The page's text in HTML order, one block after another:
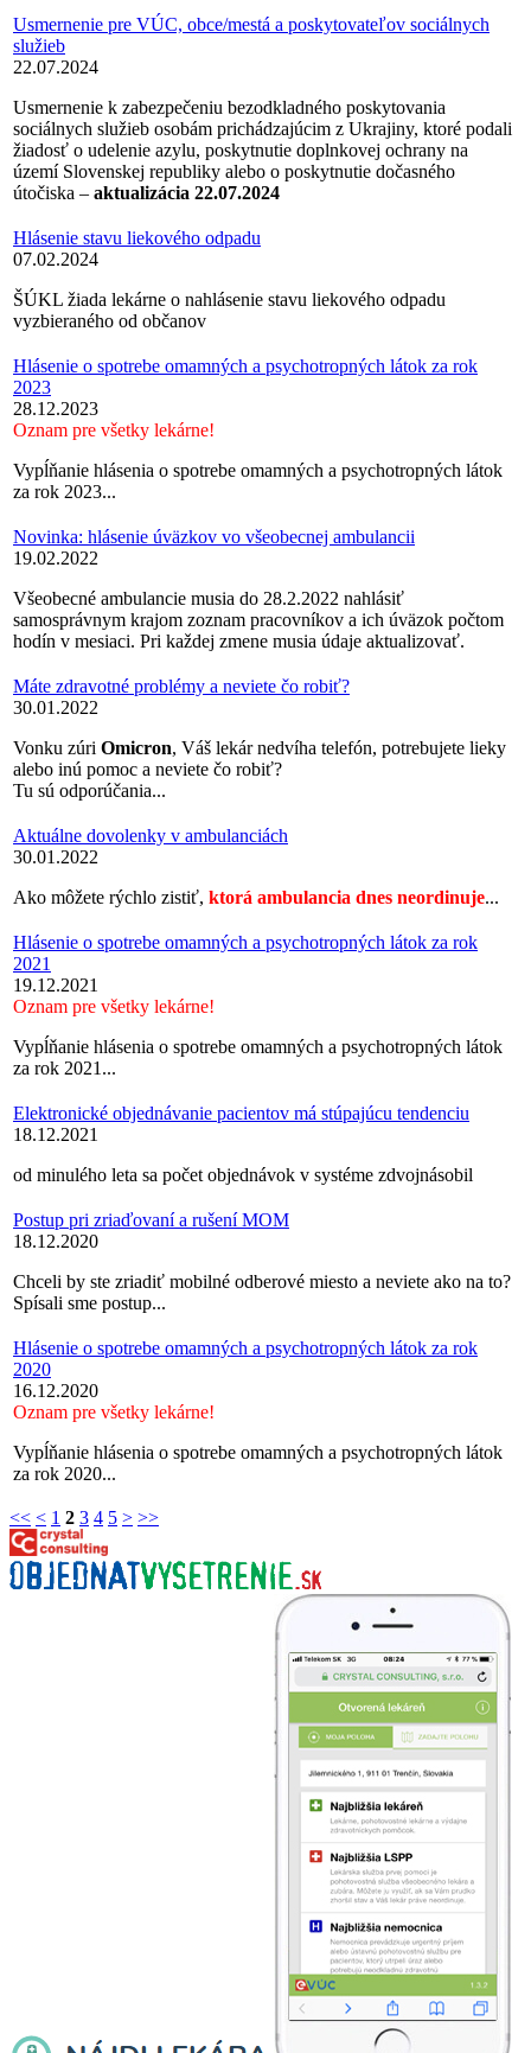
Usmernenie pre VÚC, obce/mestá a poskytovateľov sociálnych
služieb
22.07.2024
Usmernenie k zabezpečeniu bezodkladného poskytovania
sociálnych služieb osobám prichádzajúcim z Ukrajiny, ktoré podali
žiadosť o udelenie azylu, poskytnutie doplnkovej ochrany na
území Slovenskej republiky alebo o poskytnutie dočasného
útočiska – aktualizácia 22.07.2024
Hlásenie stavu liekového odpadu
07.02.2024
ŠÚKL žiada lekárne o nahlásenie stavu liekového odpadu
vyzbieraného od občanov
Hlásenie o spotrebe omamných a psychotropných látok za rok
2023
28.12.2023
Oznam pre všetky lekárne!
Vypĺňanie hlásenia o spotrebe omamných a psychotropných látok
za rok 2023...
Novinka: hlásenie úväzkov vo všeobecnej ambulancii
19.02.2022
Všeobecné ambulancie musia do 28.2.2022 nahlásiť
samosprávnym krajom zoznam pracovníkov a ich úväzok počtom
hodín v mesiaci. Pri každej zmene musia údaje aktualizovať.
Máte zdravotné problémy a neviete čo robiť?
30.01.2022
Vonku zúri Omicron, Váš lekár nedvíha telefón, potrebujete lieky
alebo inú pomoc a neviete čo robiť?
Tu sú odporúčania...
Aktuálne dovolenky v ambulanciách
30.01.2022
Ako môžete rýchlo zistiť, ktorá ambulancia dnes neordinuje...
Hlásenie o spotrebe omamných a psychotropných látok za rok
2021
19.12.2021
Oznam pre všetky lekárne!
Vypĺňanie hlásenia o spotrebe omamných a psychotropných látok
za rok 2021...
Elektronické objednávanie pacientov má stúpajúcu tendenciu
18.12.2021
od minulého leta sa počet objednávok v systéme zdvojnásobil
Postup pri zriaďovaní a rušení MOM
18.12.2020
Chceli by ste zriadiť mobilné odberové miesto a neviete ako na to?
Spísali sme postup...
Hlásenie o spotrebe omamných a psychotropných látok za rok
2020
16.12.2020
Oznam pre všetky lekárne!
Vypĺňanie hlásenia o spotrebe omamných a psychotropných látok
za rok 2020...
<< < 1 2 3 4 5 > >>